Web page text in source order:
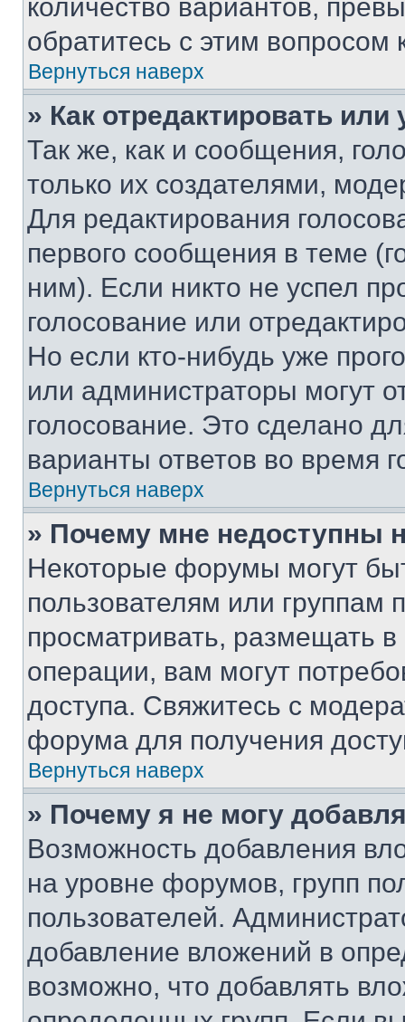
количество вариантов,
обратитесь с этим вопросом
Вернуться наверх
» Как отредактировать
Так же, как и сообщения,
только их создателями,
Для редактирования
первого сообщения в теме
ним). Если никто не успел
голосование или
Но если кто-нибудь уже
или администраторы могут
голосование. Это сделано
варианты ответов во время
Вернуться наверх
» Почему мне недоступны
Некоторые форумы могут
пользователям или группам
просматривать, размещать
операции, вам могут
доступа. Свяжитесь с
форума для получения
Вернуться наверх
» Почему я не могу
Возможность добавления
на уровне форумов, групп
пользователей.
добавление вложений в
возможно, что добавлять